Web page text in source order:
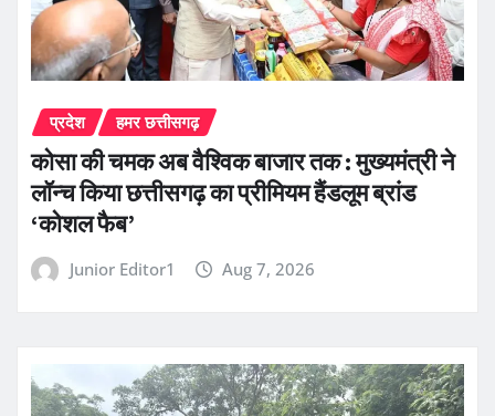
प्रदेश हमर छत्तीसगढ़
कोसा की चमक अब वैश्विक बाजार तक : मुख्यमंत्री ने
लॉन्च किया छत्तीसगढ़ का प्रीमियम हैंडलूम ब्रांड
‘कोशल फैब’
Junior Editor1 Aug 7, 2026